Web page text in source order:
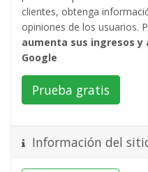
clientes, obtenga
opiniones de los usuarios.
aumenta sus ingresos
Google
Prueba gratis
Información del